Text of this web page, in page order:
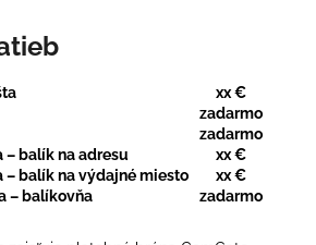
xx €
zadarmo
zadarmo
– balík na adresu
xx €
– balík na výdajné miesto
xx €
– balíkovňa
zadarmo